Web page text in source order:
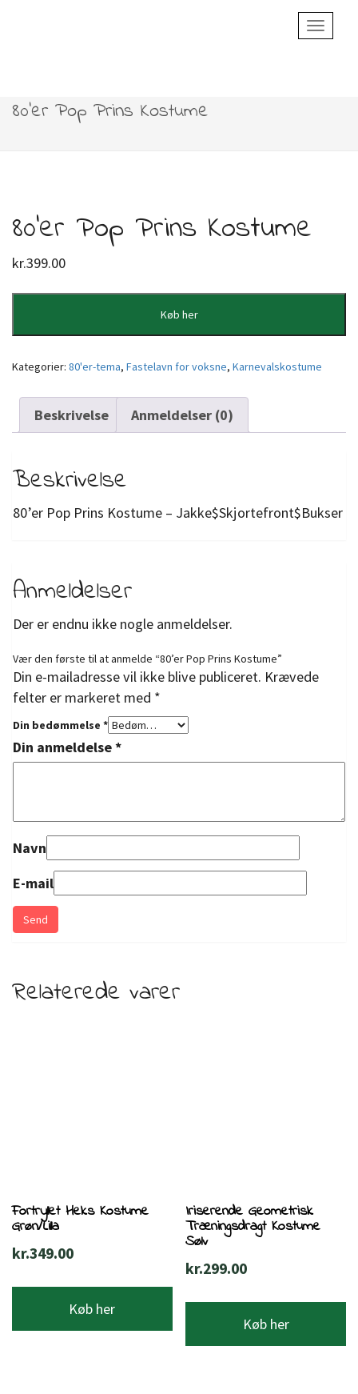
Toggle
80’er Pop Prins Kostume
80’er Pop Prins Kostume
kr.399.00
Køb her
Kategorier: 80'er-tema, Fastelavn for voksne, Karnevalskostume
Beskrivelse Anmeldelser (0)
Beskrivelse
80’er Pop Prins Kostume – Jakke$Skjortefront$Bukser
Anmeldelser
Der er endnu ikke nogle anmeldelser.
Vær den første til at anmelde “80’er Pop Prins Kostume”
Din e-mailadresse vil ikke blive publiceret. Krævede
felter er markeret med *
Din bedømmelse *
Din anmeldelse*
Navn
E-mail
Relaterede varer
Fortryllet Heks Kostume
Grøn/Lilla
kr.349.00
Køb her
Iriserende Geometrisk
Træningsdragt Kostume
Sølv
kr.299.00
Køb her